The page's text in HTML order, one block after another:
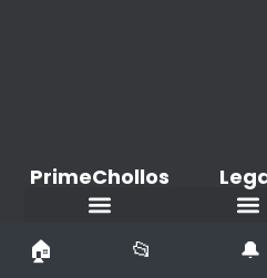
PrimeChollos